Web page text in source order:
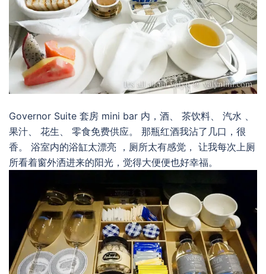
Governor Suite 套房 mini bar 内，酒、 茶饮料、 汽水 、
果汁、 花生、 零食免费供应。 那瓶红酒我沾了几口，很
香。 浴室内的浴缸太漂亮 ，厕所太有感觉， 让我每次上厕
所看着窗外洒进来的阳光，觉得大便便也好幸福。